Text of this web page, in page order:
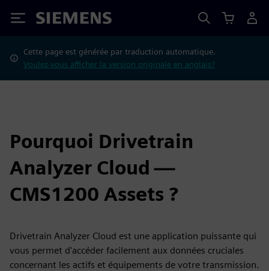
Siemens
Cette page est générée par traduction automatique.
Voulez-vous afficher la version originale en anglais?
Pourquoi Drivetrain
Analyzer Cloud —
CMS1200 Assets ?
Drivetrain Analyzer Cloud est une application puissante qui
vous permet d'accéder facilement aux données cruciales
concernant les actifs et équipements de votre transmission.